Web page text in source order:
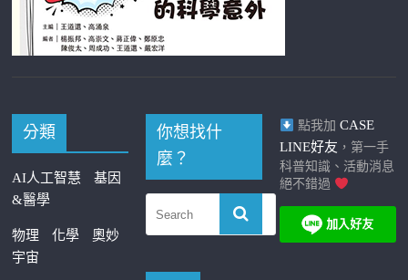
分類
AI人工智慧
基因
&醫學
物理 化學
奧妙
宇宙
你想找什
麼？
點我加 CASE
LINE好友 ，第一手
科普知識、活動消息
絕不錯過